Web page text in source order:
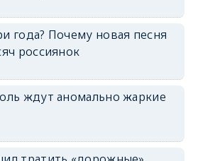
года? Почему новая песня
россиянок
ждут аномально жаркие